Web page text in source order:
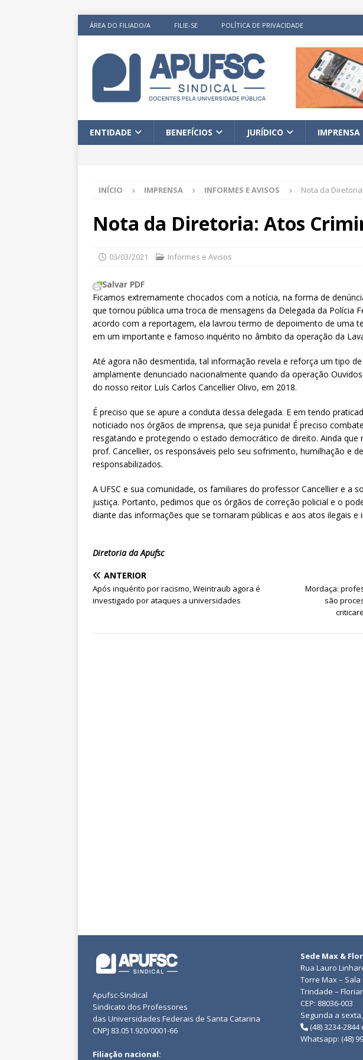
ÁREA DO FILIADO/A FILIE-SE POLÍTICA DE PRIVACIDADE
ENTIDADE BENEFÍCIOS JURÍDICO IMPRENSA
INÍCIO IMPRENSA INFORMES E AVISOS Nota da
Nota da Diretoria: Atos
03/03/2021 Informes e Avisos
Salvar PDF
Ficamos extremamente chocados com a notícia, na forma de
que tornou pública uma troca de mensagens da Delegada da Polícia
acordo com a reportagem, ela lavrou termo de depoimento de uma
em um importante e famoso inquérito no âmbito da operação da
Até agora não desmentida, tal informação revela e reforça um tipo
amplamente denunciado nacionalmente quando da operação
do nosso reitor Luís Carlos Cancellier Olivo, em 2018.
É preciso que se apure a conduta dessa delegada. E em tendo
noticiado nos órgãos de imprensa, que seja punida! É preciso
resgatando e protegendo o estado democrático de direito. Ainda
prof. Cancellier, os responsáveis pelo seu sofrimento, humilhação e
responsabilizados.
A UFSC e sua comunidade, os familiares do professor Cancellier e a
justiça. Portanto, pedimos que os órgãos de correção policial e o
diante das informações que se tornaram públicas e aos atos ilegais
Diretoria da Apufsc
ANTERIOR
Após inquérito por racismo, Weintraub agora é
investigado por ataques a universidades
Mordaça:
são
Apufsc-Sindical
Sindicato dos Professores
das Universidades Federais de Santa Catarina
CNPJ 83.051.920/0001-66
Filiação nacional:
Sede Max &
Rua Lauro
Torre Max – Sala
Trindade –
CEP: 88036-003
Segunda a
(48) 3234-2844
Whatsapp: (48)